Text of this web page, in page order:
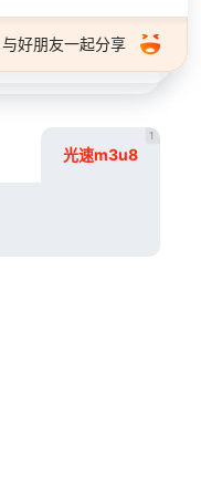
好朋友一起分享
光速m3u8
1